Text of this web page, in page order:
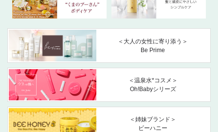
＜大人の女性に寄り添う＞
Be Prime
＜温泉水*コスメ＞
Oh!Babyシリーズ
＜姉妹ブランド＞
ビーハニー